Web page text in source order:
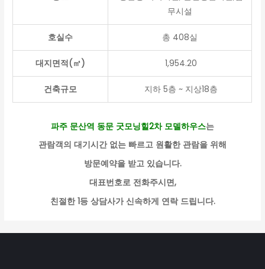
무시설
호실수 총 408실
대지면적(㎡) 1,954.20
건축규모 지하 5층 ~ 지상18층
파주 문산역 동문 굿모닝힐2차 모델하우스는
관람객의 대기시간 없는 빠르고 원활한 관람을 위해
방문예약을 받고 있습니다.
대표번호로 전화주시면,
친절한1등 상담사가 신속하게 연락 드립니다.